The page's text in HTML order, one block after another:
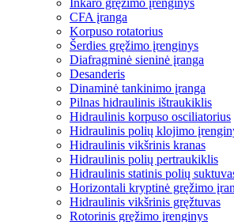
CFA įranga
Korpuso rotatorius
Šerdies gręžimo įrenginys
Diafragminė sieninė įranga
Desanderis
Dinaminė tankinimo įranga
Pilnas hidraulinis ištraukiklis
Hidraulinis korpuso osciliatorius
Hidraulinis polių klojimo
Hidraulinis vikšrinis kranas
Hidraulinis polių pertraukiklis
Hidraulinis statinis polių
Horizontali kryptinė gręžimo
Hidraulinis vikšrinis gręžtuvas
Rotorinis gręžimo įrenginys